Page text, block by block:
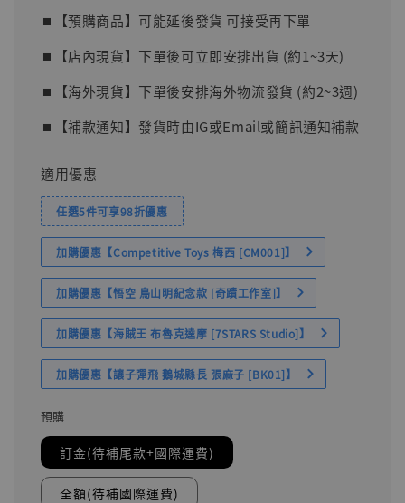
⏹︎【預購商品】可能延後發貨 可接受再下單
⏹︎【店內現貨】下單後可立即安排出貨 (約1~3天)
⏹︎【海外現貨】下單後安排海外物流發貨 (約2~3週)
⏹︎【補款通知】發貨時由IG或Email或簡訊通知補款
適用優惠
任選5件可享98折優惠
加購優惠【Competitive Toys 梅西 [CM001]】
加購優惠【悟空 鳥山明紀念款 [奇蹟工作室]】
加購優惠【海賊王 布魯克達摩 [7STARS Studio]】
加購優惠【讓子彈飛 鵝城縣長 張麻子 [BK01]】
預購
訂金(待補尾款+國際運費)
全額(待補國際運費)